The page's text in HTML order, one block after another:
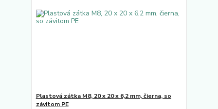
Plastová zátka M8, 20 x 20 x 6,2 mm, čierna, so
závitom PE